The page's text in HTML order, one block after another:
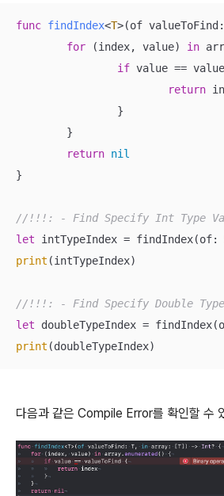
func findIndex<T>(of valueToFind:
for (index, value) in
if value ==
return
return nil
}
//!!!: - Find Specify Int Type
let intTypeIndex = findIndex(of:
print (intTypeIndex)
//!!!: - Find Specify Double
let doubleTypeIndex =
print (doubleTypeIndex)
다음과 같은 Compile Error를 확인할 수